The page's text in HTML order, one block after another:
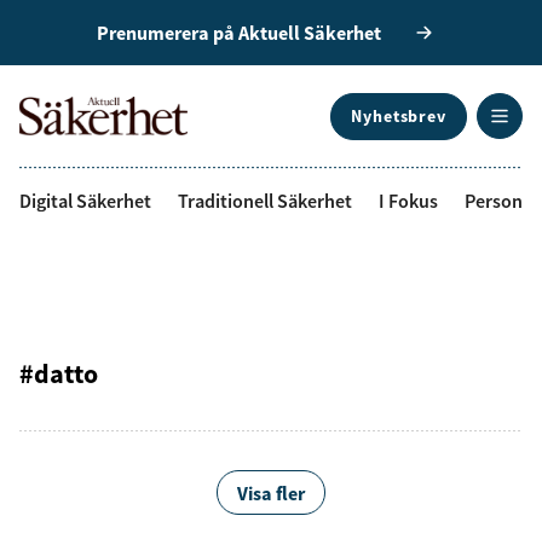
Prenumerera på Aktuell Säkerhet
Nyhetsbrev
Digital Säkerhet Traditionell Säkerhet I Fokus
#datto
Visa fler